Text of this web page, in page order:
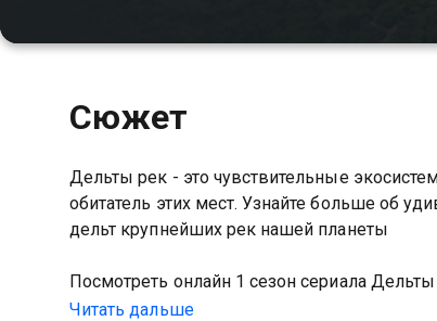
Сюжет
Дельты рек - это чувствительные
обитатель этих мест. Узнайте больше об
дельт крупнейших рек нашей планеты
Посмотреть онлайн 1 сезон сериала
HD качестве на Казахтелеком
Читать дальше